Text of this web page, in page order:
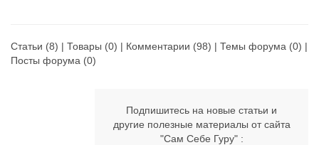
Статьи (8) | Товары (0) | Комментарии (98) | Темы форума (0) |
Посты форума (0)
Подпишитесь на новые статьи и
другие полезные материалы от сайта
"Сам Себе Гуру" :